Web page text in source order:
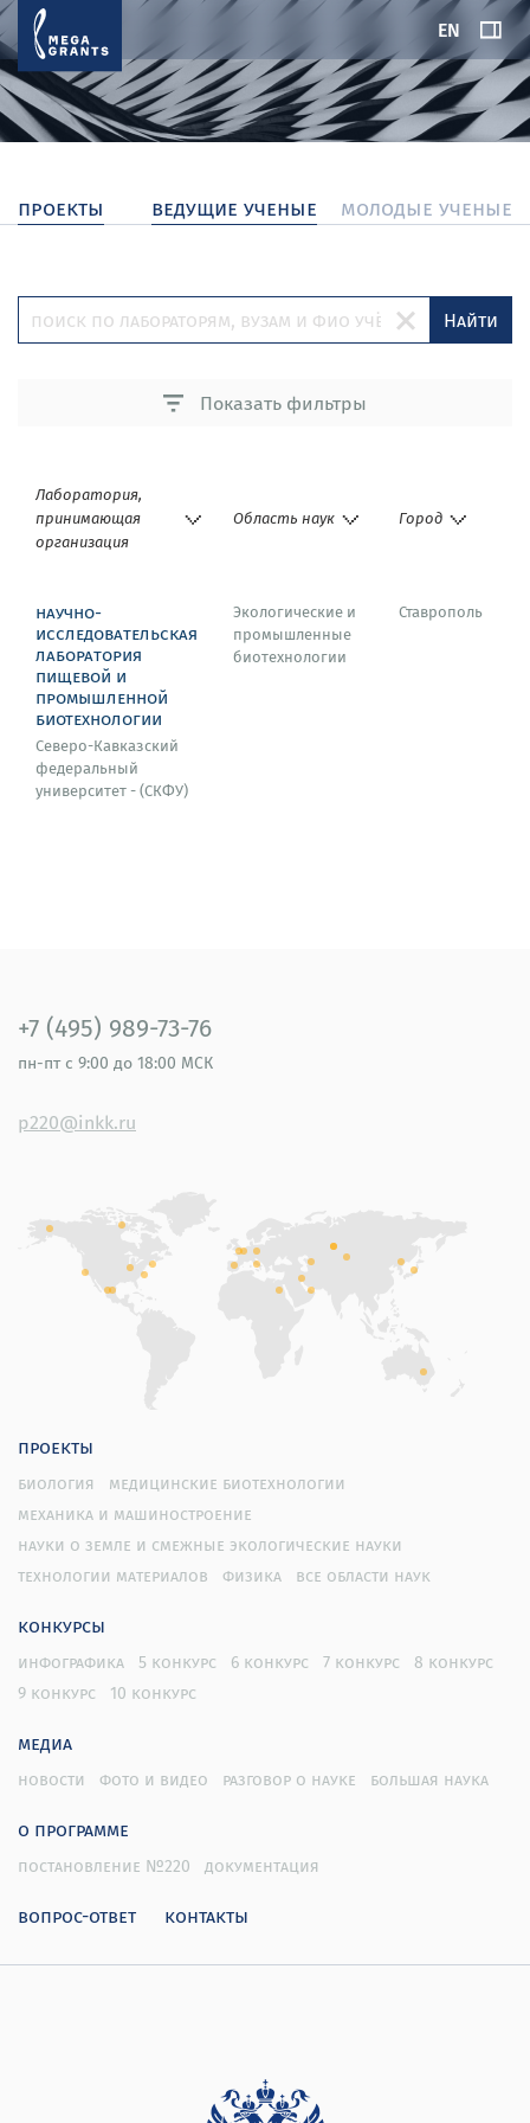
EN
проекты ведущие ученые молодые ученые
Найти
Показать фильтры
Лаборатория,
принимающая
организация
Область наук Город
научно-
исследовательская
лаборатория
пищевой и
промышленной
биотехнологии
Северо-Кавказский
федеральный
университет - (СКФУ)
Экологические и
промышленные
биотехнологии
Ставрополь
+7 (495) 989-73-76
пн-пт с 9:00 до 18:00 МСК
p220@inkk.ru
проекты
биология
медицинские биотехнологии
механика и машиностроение
науки о земле и смежные экологические науки
технологии материалов
физика все области наук
конкурсы
инфографика 5 конкурс 6 конкурс 7 конкурс
8 конкурс
9 конкурс
10 конкурс
медиа
новости фото и видео разговор о науке большая наука
о программе
постановление №220 документация
вопрос-ответ контакты